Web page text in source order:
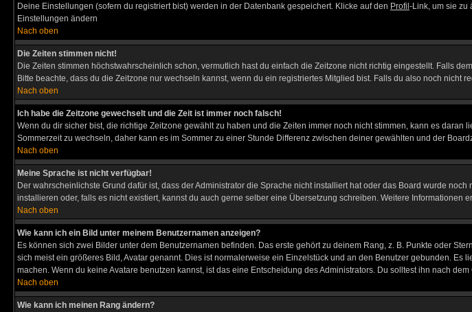
Deine Einstellungen (sofern du registriert bist) werden in der Datenbank gespeichert. Klicke auf den Profil -Link, um sie zu
Einstellungen ändern
Nach oben
Die Zeiten stimmen nicht!
Die Zeiten stimmen höchstwahrscheinlich schon, vermutlich hast du einfach die Zeitzone nicht richtig eingestellt. Falls
Bitte beachte, dass du die Zeitzone nur wechseln kannst, wenn du ein registriertes Mitglied bist. Falls du also noch nicht
Nach oben
Ich habe die Zeitzone gewechselt und die Zeit ist immer noch falsch!
Wenn du dir sicher bist, die richtige Zeitzone gewählt zu haben und die Zeiten immer noch nicht stimmen, kann es
Sommerzeit zu wechseln, daher kann es im Sommer zu einer Stunde Differenz zwischen deiner gewählten und der
Nach oben
Meine Sprache ist nicht verfügbar!
Der wahrscheinlichste Grund dafür ist, dass der Administrator die Sprache nicht installiert hat oder das Board wurde
installieren oder, falls es nicht existiert, kannst du auch gerne selber eine Übersetzung schreiben. Weitere Informationen
Nach oben
Wie kann ich ein Bild unter meinem Benutzernamen anzeigen?
Es können sich zwei Bilder unter dem Benutzernamen befinden. Das erste gehört zu deinem Rang, z. B. Punkte oder
sich meist ein größeres Bild, Avatar genannt. Dies ist normalerweise ein Einzelstück und an den Benutzer gebunden.
machen. Wenn du keine Avatare benutzen kannst, ist das eine Entscheidung des Administrators. Du solltest ihn nach
Nach oben
Wie kann ich meinen Rang ändern?